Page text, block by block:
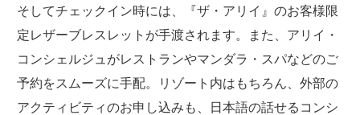
そしてチェックイン時には、『ザ・アリイ』のお客様限
定レザーブレスレットが手渡されます。また、アリイ・
コンシェルジュがレストランやマンダラ・スパなどのご
予約をスムーズに手配。リゾート内はもちろん、外部の
アクティビティのお申し込みも、日本語の話せるコンシ